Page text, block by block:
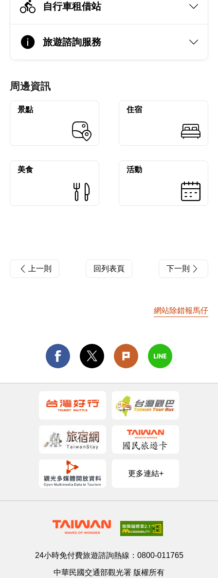
自行車租借站
旅遊諮詢服務
周邊資訊
景點 住宿
美食 活動
上一則 回列表頁 下一則
網站除錯報馬仔
更多連結+
24小時免付費旅遊諮詢熱線： 0800-011765
中華民國交通部觀光署 版權所有